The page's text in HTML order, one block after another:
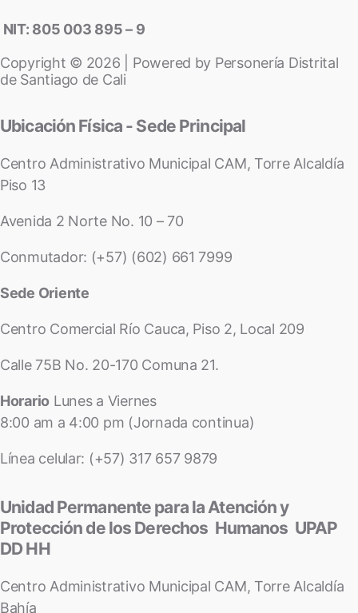
NIT: 805 003 895 – 9
Copyright © 2026 | Powered by Personería Distrital
de Santiago de Cali
Ubicación Física - Sede Principal
Centro Administrativo Municipal CAM, Torre Alcaldía
Piso 13
Avenida 2 Norte No. 10 – 70
Conmutador: (+57) (602) 661 7999
Sede Oriente
Centro Comercial Río Cauca, Piso 2, Local 209
Calle 75B No. 20-170 Comuna 21.
Horario Lunes a Viernes
8:00 am a 4:00 pm (Jornada continua)
Línea celular: (+57) 317 657 9879
Unidad Permanente para la Atención y
Protección de los Derechos Humanos UPAP
DD HH
Centro Administrativo Municipal CAM, Torre Alcaldía
Bahía